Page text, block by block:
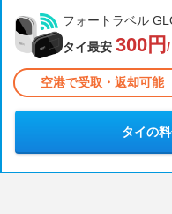
フォートラベル
タイ最安 300円 /
空港で受取・返却可能
タイの